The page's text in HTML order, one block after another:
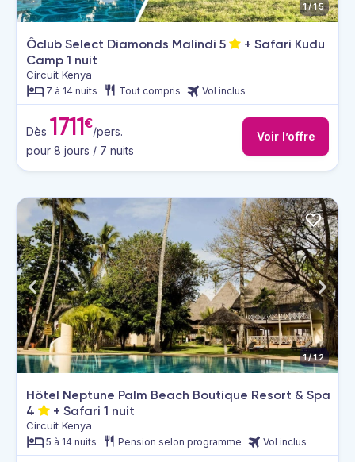
1/15
Ôclub Select Diamonds Malindi 5
+ Safari Kudu
Camp 1 nuit
Circuit Kenya
7 à 14 nuits Tout compris Vol inclus
Dès 1711€/pers.
pour 8 jours / 7 nuits
Voir l’offre
1/12
Hôtel Neptune Palm Beach Boutique Resort & Spa
4
+ Safari 1 nuit
Circuit Kenya
5 à 14 nuits Pension selon programme Vol inclus